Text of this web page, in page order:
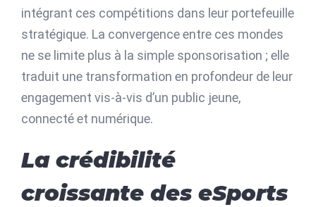
intégrant ces compétitions dans leur portefeuille
stratégique. La convergence entre ces mondes
ne se limite plus à la simple sponsorisation ; elle
traduit une transformation en profondeur de leur
engagement vis-à-vis d’un public jeune,
connecté et numérique.
La crédibilité
croissante des eSports